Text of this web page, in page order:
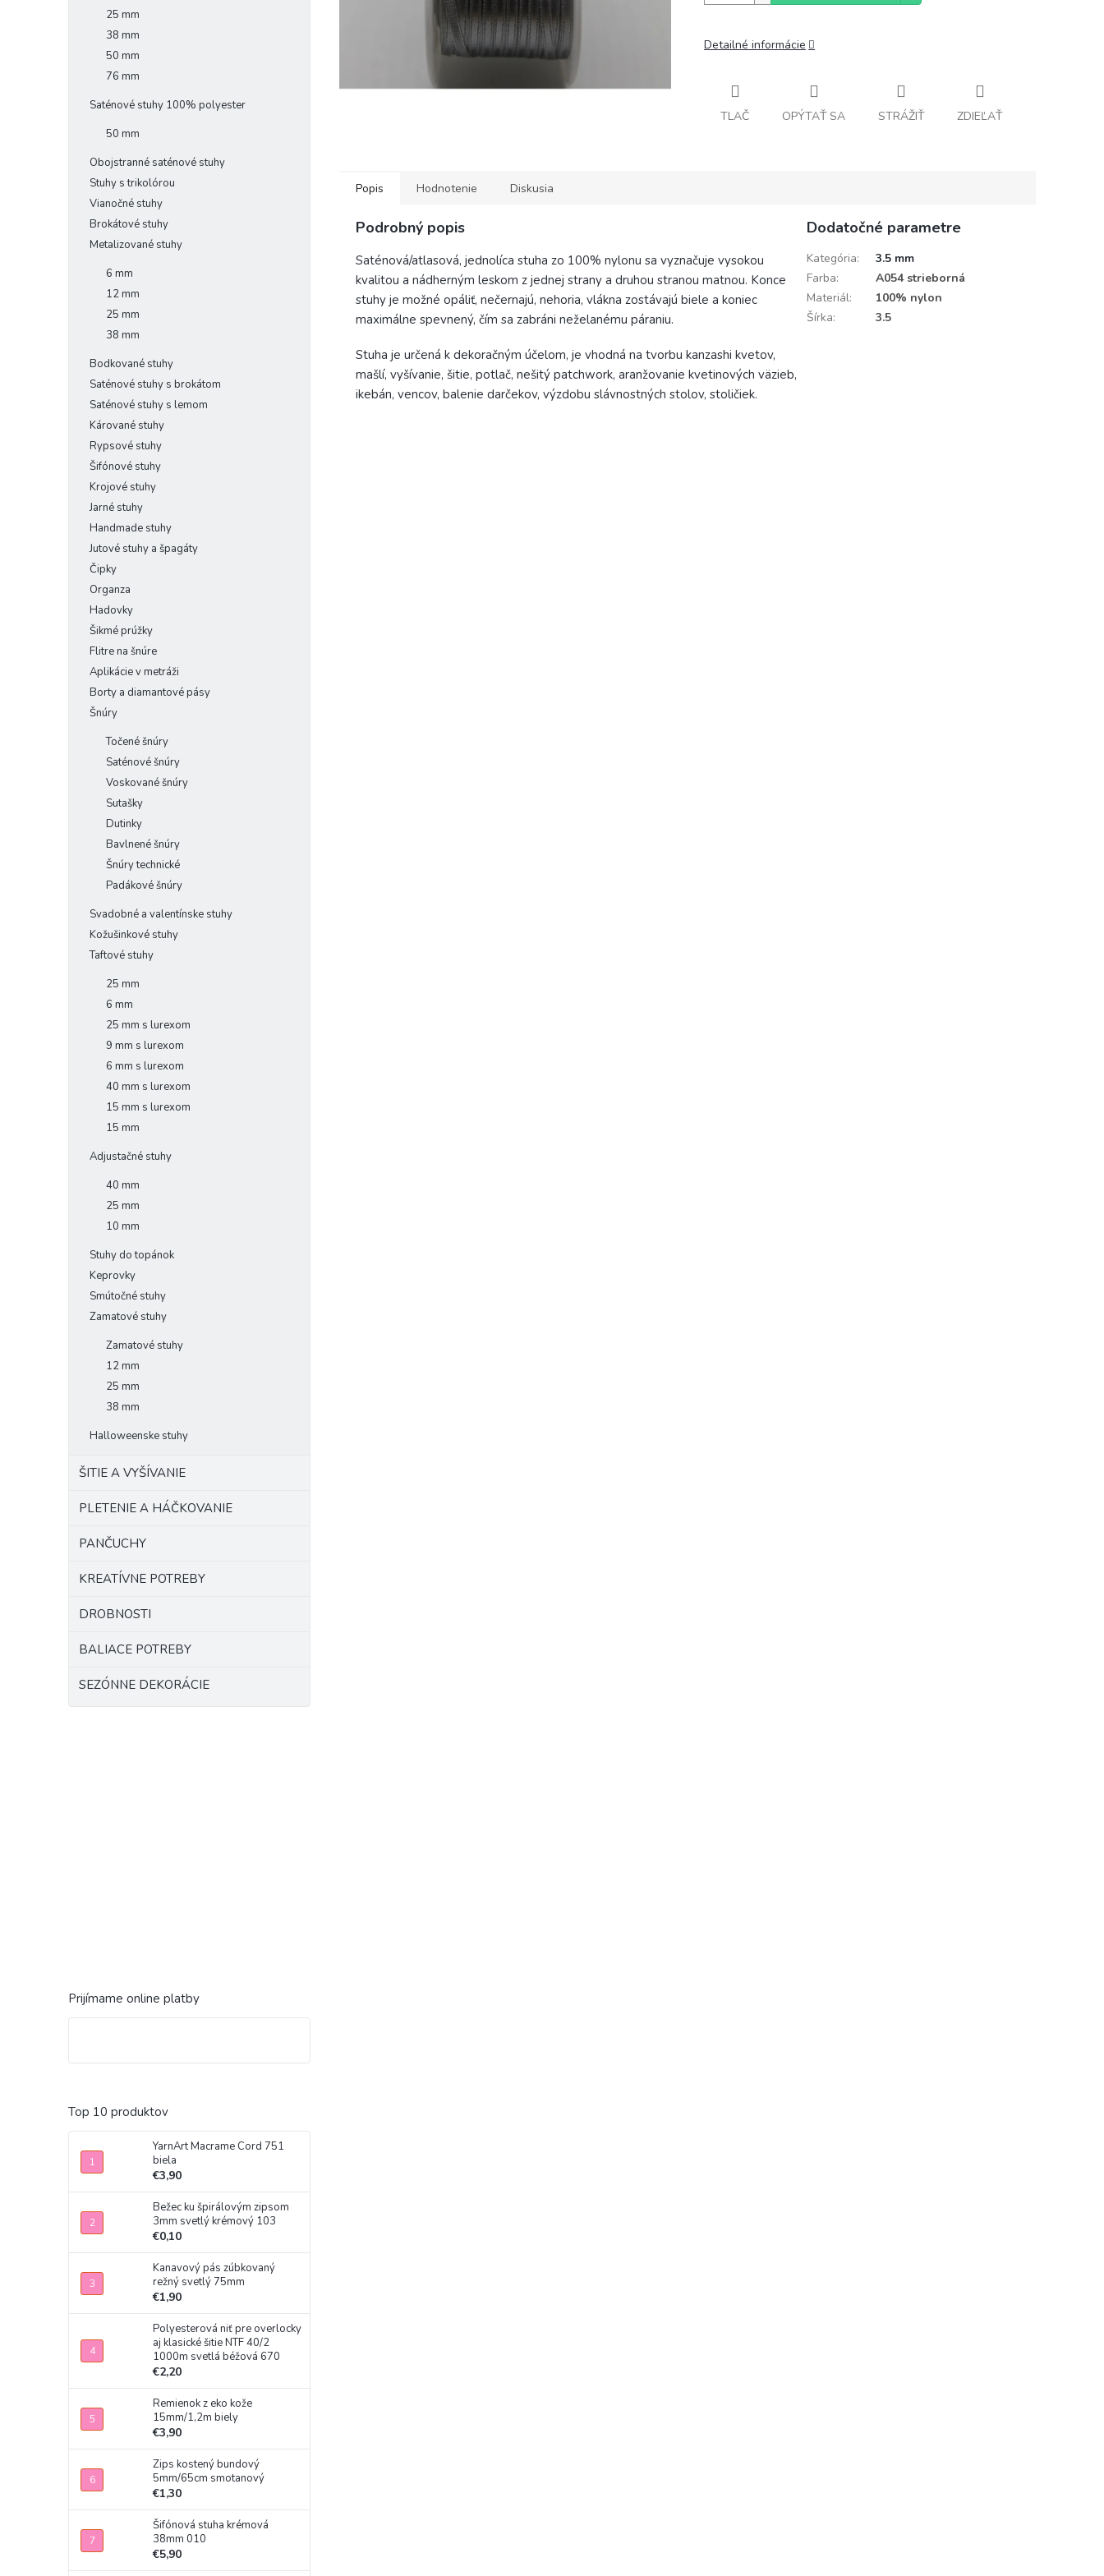
25 mm
38 mm
50 mm
76 mm
Saténové stuhy 100% polyester
50 mm
Obojstranné saténové stuhy
Stuhy s trikolórou
Vianočné stuhy
Brokátové stuhy
Metalizované stuhy
6 mm
12 mm
25 mm
38 mm
Bodkované stuhy
Saténové stuhy s brokátom
Saténové stuhy s lemom
Kárované stuhy
Rypsové stuhy
Šifónové stuhy
Krojové stuhy
Jarné stuhy
Handmade stuhy
Jutové stuhy a špagáty
Čipky
Organza
Hadovky
Šikmé prúžky
Flitre na šnúre
Aplikácie v metráži
Borty a diamantové pásy
Šnúry
Točené šnúry
Saténové šnúry
Voskované šnúry
Sutašky
Dutinky
Bavlnené šnúry
Šnúry technické
Padákové šnúry
Svadobné a valentínske stuhy
Kožušinkové stuhy
Taftové stuhy
25 mm
6 mm
25 mm s lurexom
9 mm s lurexom
6 mm s lurexom
40 mm s lurexom
15 mm s lurexom
15 mm
Adjustačné stuhy
40 mm
25 mm
10 mm
Stuhy do topánok
Keprovky
Smútočné stuhy
Zamatové stuhy
Zamatové stuhy
12 mm
25 mm
38 mm
Halloweenske stuhy
ŠITIE A VYŠÍVANIE
PLETENIE A HÁČKOVANIE
PANČUCHY
KREATÍVNE POTREBY
DROBNOSTI
BALIACE POTREBY
SEZÓNNE DEKORÁCIE
Prijímame online platby
Top 10 produktov
YarnArt Macrame Cord 751
biela
€3,90
Bežec ku špirálovým zipsom
3mm svetlý krémový 103
€0,10
Kanavový pás zúbkovaný
režný svetlý 75mm
€1,90
Polyesterová niť pre overlocky
aj klasické šitie NTF 40/2
1000m svetlá béžová 670
€2,20
Remienok z eko kože
15mm/1,2m biely
€3,90
Zips kostený bundový
5mm/65cm smotanový
€1,30
Šifónová stuha krémová
38mm 010
€5,90
Detailné informácie
TLAČ OPÝTAŤ SA STRÁŽIŤ ZDIEĽAŤ
Popis Hodnotenie Diskusia
Podrobný popis
Saténová/atlasová, jednolíca stuha zo 100% nylonu sa vyznačuje vysokou
kvalitou a nádherným leskom z jednej strany a druhou stranou matnou. Konce
stuhy je možné opáliť, nečernajú, nehoria, vlákna zostávajú biele a koniec
maximálne spevnený, čím sa zabráni neželanému páraniu.
Stuha je určená k dekoračným účelom, je vhodná na tvorbu kanzashi kvetov,
mašlí, vyšívanie, šitie, potlač, nešitý patchwork, aranžovanie kvetinových väzieb,
ikebán, vencov, balenie darčekov, výzdobu slávnostných stolov, stoličiek.
Dodatočné parametre
Kategória:
3.5 mm
Farba:
A054 strieborná
Materiál:
100% nylon
Šírka: 3.5